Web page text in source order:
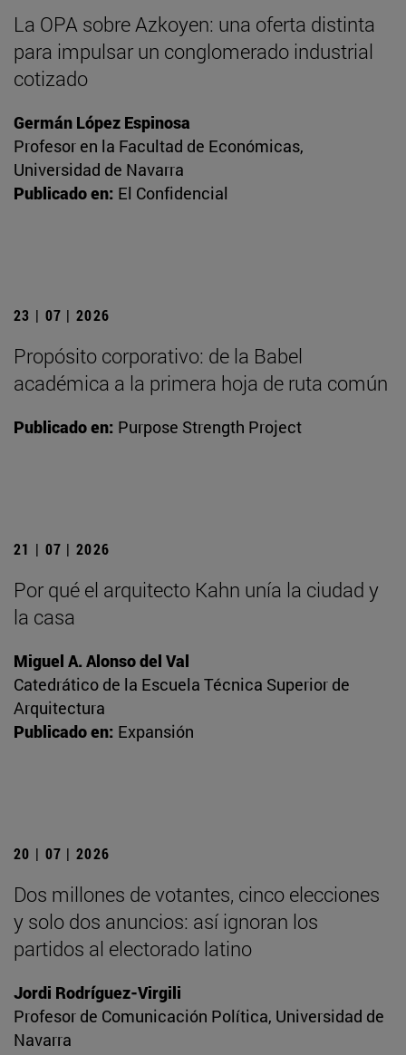
La OPA sobre Azkoyen: una oferta distinta
para impulsar un conglomerado industrial
cotizado
Germán López Espinosa
Profesor en la Facultad de Económicas,
Universidad de Navarra
Publicado en: El Confidencial
23 | 07 | 2026
Propósito corporativo: de la Babel
académica a la primera hoja de ruta común
Publicado en: Purpose Strength Project
21 | 07 | 2026
Por qué el arquitecto Kahn unía la ciudad y
la casa
Miguel A. Alonso del Val
Catedrático de la Escuela Técnica Superior de
Arquitectura
Publicado en: Expansión
20 | 07 | 2026
Dos millones de votantes, cinco elecciones
y solo dos anuncios: así ignoran los
partidos al electorado latino
Jordi Rodríguez-Virgili
Profesor de Comunicación Política, Universidad de
Navarra